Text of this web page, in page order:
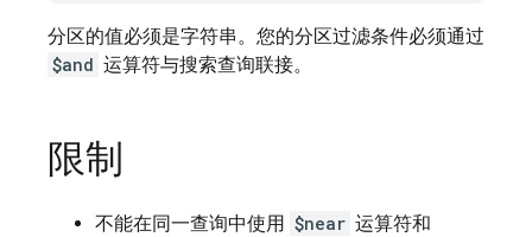
分区的值必须是字符串。您的分区过滤条件必须通过
$and 运算符与搜索查询联接。
限制
不能在同一查询中使用 $near 运算符和